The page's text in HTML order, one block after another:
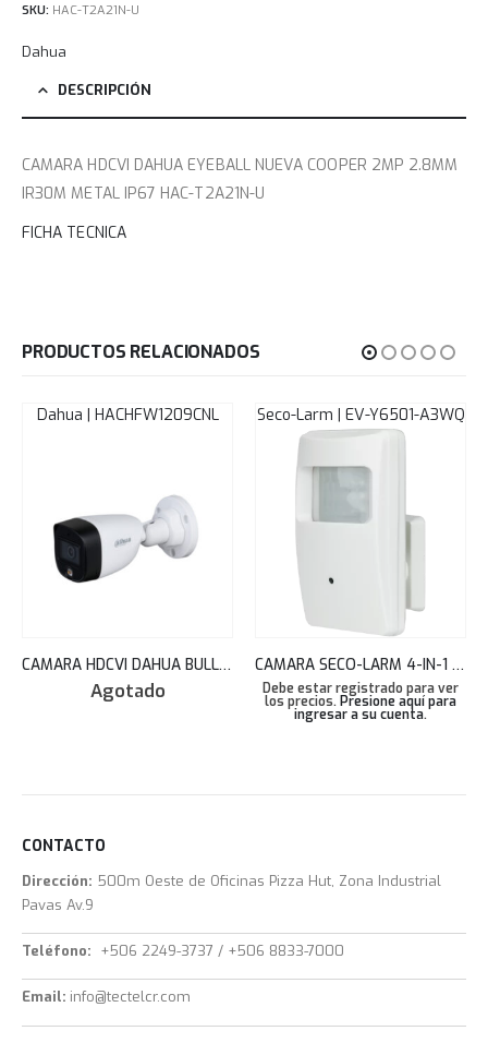
SKU: HAC-T2A21N-U
Dahua
DESCRIPCIÓN
CAMARA HDCVI DAHUA EYEBALL NUEVA COOPER 2MP 2.8MM
IR30M METAL IP67 HAC-T2A21N-U
FICHA TECNICA
PRODUCTOS RELACIONADOS
Dahua | HACHFW1209CNL
CAMARA HDCVI DAHUA BULLET HD 2MP FULLCOLOR FRENTE METAL STARLIGHT 2.8MM 20MT IP67 HAC-HFW1209CN-LED
Agotado
Seco-Larm | EV-Y6501-A3WQ
CAMARA SECO-LARM 4-IN-1 HD TVI, CVI, AHD, ANALOG COVERT PIR CAMERA EV-Y6501-A3WQ
Debe estar registrado para ver
los precios.Presione aquí para
ingresar a su cuenta.
CONTACTO
Dirección: 500m Oeste de Oficinas Pizza Hut, Zona Industrial
Pavas Av.9
Teléfono: +506 2249-3737 / +506 8833-7000
Email: info@tectelcr.com